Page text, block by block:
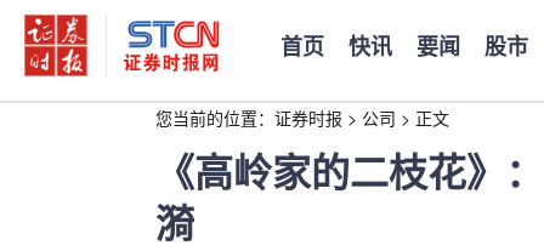
首页 快讯 要闻 股市
您当前的位置： 证券时报 > 公司 > 正文
《高岭家的二枝花》
漪